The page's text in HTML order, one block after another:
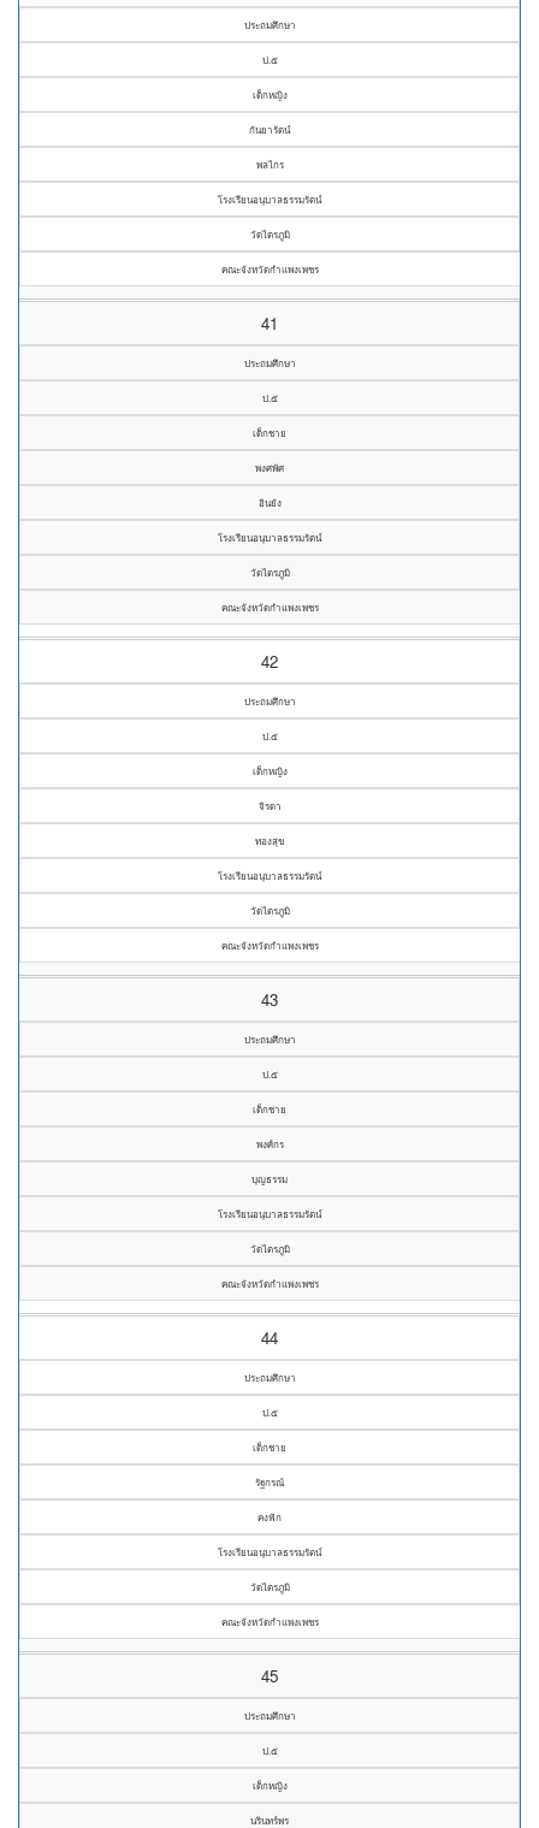
ประถมศึกษา
ป.๕
เด็กหญิง
กันยารัตน์
พลไกร
โรงเรียนอนุบาลธรรมรัตน์
วัดไตรภูมิ
คณะจังหวัดกำแพงเพชร
41
ประถมศึกษา
ป.๕
เด็กชาย
พงศพัศ
อินยัง
โรงเรียนอนุบาลธรรมรัตน์
วัดไตรภูมิ
คณะจังหวัดกำแพงเพชร
42
ประถมศึกษา
ป.๕
เด็กหญิง
จิรดา
ทองสุข
โรงเรียนอนุบาลธรรมรัตน์
วัดไตรภูมิ
คณะจังหวัดกำแพงเพชร
43
ประถมศึกษา
ป.๕
เด็กชาย
พงศ์กร
บุญธรรม
โรงเรียนอนุบาลธรรมรัตน์
วัดไตรภูมิ
คณะจังหวัดกำแพงเพชร
44
ประถมศึกษา
ป.๕
เด็กชาย
รัฐกรณ์
คงฟัก
โรงเรียนอนุบาลธรรมรัตน์
วัดไตรภูมิ
คณะจังหวัดกำแพงเพชร
45
ประถมศึกษา
ป.๕
เด็กหญิง
นรินทร์พร